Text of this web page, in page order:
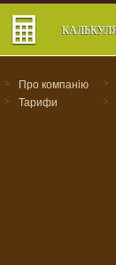
> Про компанію >
> Тарифи >